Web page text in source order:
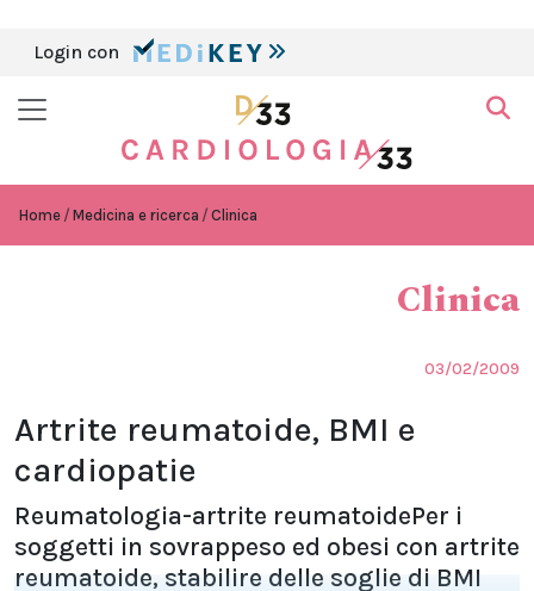
Login con
Home Medicina e ricerca Clinica
Clinica
03/02/2009
Artrite reumatoide, BMI e
cardiopatie
Reumatologia-artrite reumatoidePer i
soggetti in sovrappeso ed obesi con artrite
reumatoide, stabilire delle soglie di BMI